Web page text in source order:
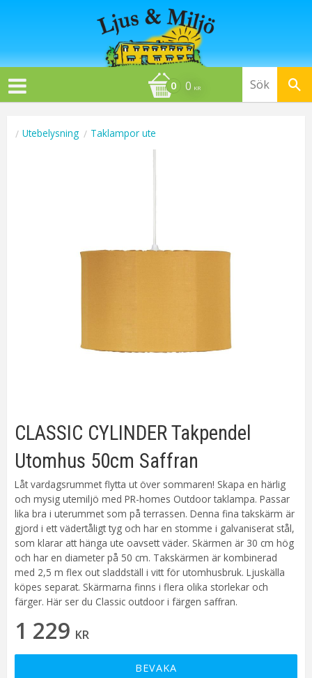
0 KR
Utebelysning Taklampor ute
CLASSIC CYLINDER Takpendel
Utomhus 50cm Saffran
Låt vardagsrummet flytta ut över sommaren! Skapa en härlig
och mysig utemiljö med PR-homes Outdoor taklampa. Passar
lika bra i uterummet som på terrassen. Denna fina takskärm är
gjord i ett vädertåligt tyg och har en stomme i galvaniserat stål,
som klarar att hänga ute oavsett väder. Skärmen är 30 cm hög
och har en diameter på 50 cm. Takskärmen är kombinerad
med 2,5 m flex out sladdställ i vitt för utomhusbruk. Ljuskälla
köpes separat. Skärmarna finns i flera olika storlekar och
färger. Här ser du Classic outdoor i färgen saffran.
1 229 KR
BEVAKA